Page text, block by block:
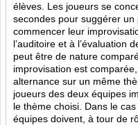
élèves. Les joueurs se
secondes pour suggérer un
commencer leur
l’auditoire et à l’évaluation
peut être de nature
improvisation est
alternance sur un même
joueurs des deux équipes
le thème choisi. Dans le
équipes doivent, à tour de